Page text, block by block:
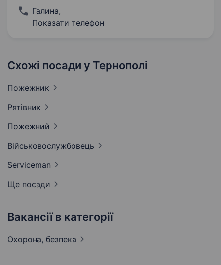
Галина,
Показати телефон
Схожі посади у Тернополі
Пожежник
Рятівник
Пожежний
Військовослужбовець
Serviceman
Ще посади
Вакансії в категорії
Охорона, безпека